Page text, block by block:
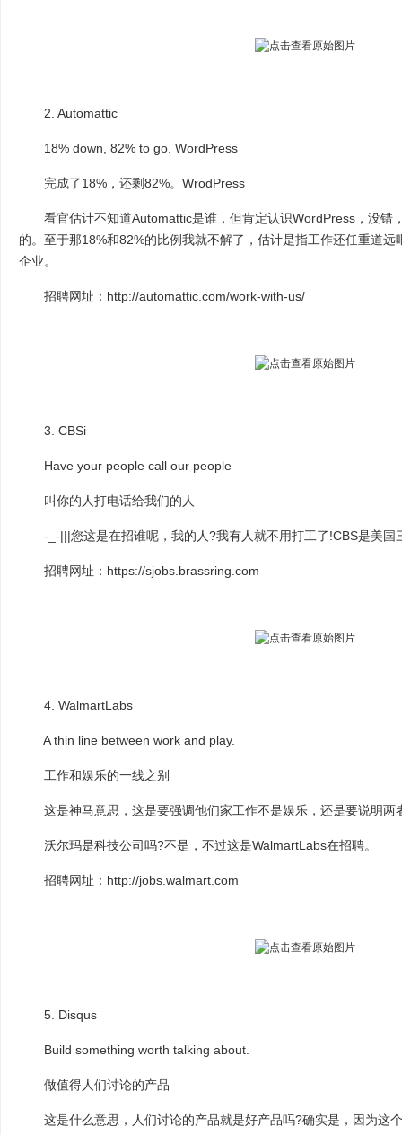
2. Automattic
18% down, 82% to go. WordPress
完成了18%，还剩82%。WrodPress
看官估计不知道Automattic是谁，但肯定认识WordPress，没错
的。至于那18%和82%的比例我就不解了，估计是指工作还任重道
企业。
招聘网址：http://automattic.com/work-with-us/
3. CBSi
Have your people call our people
叫你的人打电话给我们的人
-_-|||您这是在招谁呢，我的人?我有人就不用打工了!CBS是美国
招聘网址：https://sjobs.brassring.com
4. WalmartLabs
A thin line between work and play.
工作和娱乐的一线之别
这是神马意思，这是要强调他们家工作不是娱乐，还是要说明两
沃尔玛是科技公司吗?不是，不过这是WalmartLabs在招聘。
招聘网址：http://jobs.walmart.com
5. Disqus
Build something worth talking about.
做值得人们讨论的产品
这是什么意思，人们讨论的产品就是好产品吗?确实是，因为这